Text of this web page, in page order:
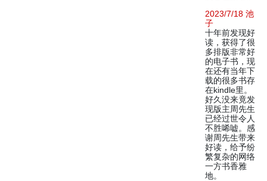
2023/7/18 池
子
十年前发现好
读，获得了很
多排版非常好
的电子书，现
在还有当年下
载的很多书存
在kindle里。
好久没来竟发
现版主周先生
已经过世令人
不胜唏嘘。感
谢周先生带来
好读，给予纷
繁复杂的网络
一方书香雅
地。